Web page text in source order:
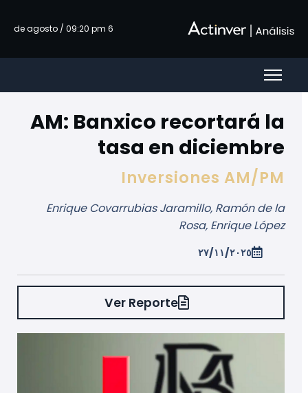
6 de agosto / 09:20 pm
AM: Banxico recortará la
tasa en diciembre
Inversiones AM/PM
Enrique Covarrubias Jaramillo, Ramón de la
Rosa, Enrique López
٢٧/١١/٢٠٢٥
Ver Reporte